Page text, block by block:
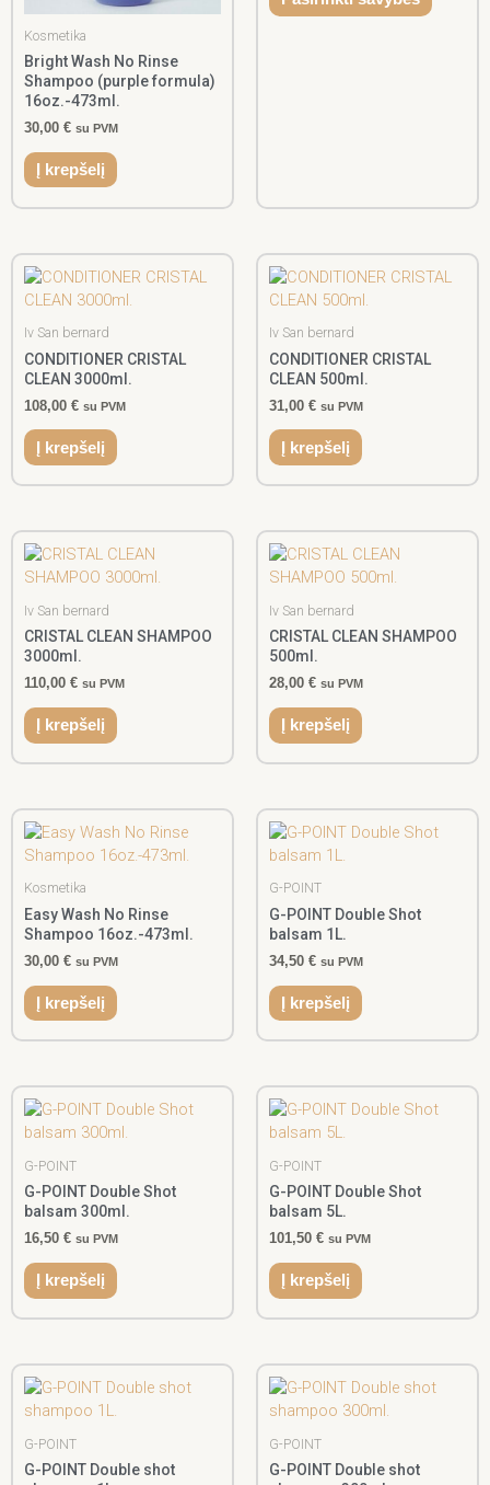
Kosmetika
Bright Wash No Rinse
Shampoo (purple formula)
16oz.-473ml.
30,00 € su PVM
Į krepšelį
Iv San bernard
CONDITIONER CRISTAL
CLEAN 3000ml.
108,00 € su PVM
Į krepšelį
Iv San bernard
CONDITIONER CRISTAL
CLEAN 500ml.
31,00 € su PVM
Į krepšelį
Iv San bernard
CRISTAL CLEAN SHAMPOO
3000ml.
110,00 € su PVM
Į krepšelį
Iv San bernard
CRISTAL CLEAN SHAMPOO
500ml.
28,00 € su PVM
Į krepšelį
Kosmetika
Easy Wash No Rinse
Shampoo 16oz.-473ml.
30,00 € su PVM
Į krepšelį
G-POINT
G-POINT Double Shot
balsam 1L.
34,50 € su PVM
Į krepšelį
G-POINT
G-POINT Double Shot
balsam 300ml.
16,50 € su PVM
Į krepšelį
G-POINT
G-POINT Double Shot
balsam 5L.
101,50 € su PVM
Į krepšelį
G-POINT
G-POINT Double shot
G-POINT
G-POINT Double shot